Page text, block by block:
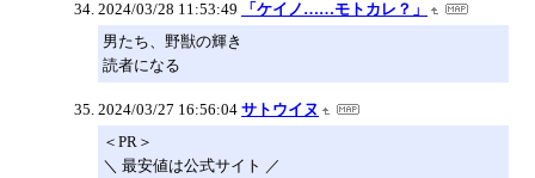
2024/03/28 11:53:49
「ケイノ……モトカレ？」
男たち、野獣の輝き
読者になる
2024/03/27 16:56:04 サトウイヌ
＜PR＞
＼ 最安値は公式サイト ／